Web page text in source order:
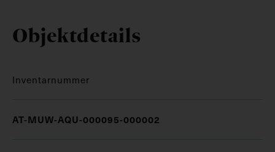
Objektdetails
Inventarnummer
AT-MUW-AQU-000095-000002